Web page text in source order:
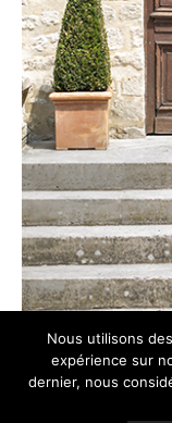
Nous utilisons
expérience sur
dernier, nous